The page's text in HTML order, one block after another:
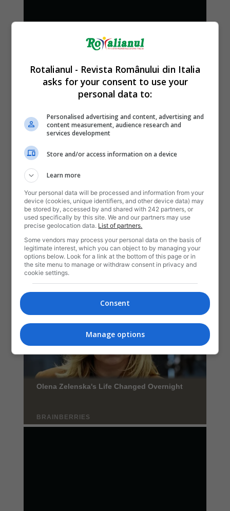
Rotalianul - Revista Românului din Italia
asks for your consent to use your
personal data to:
Personalised advertising and content, advertising and
content measurement, audience research and
services development
Store and/or access information on a device
Learn more
Your personal data will be processed and information from your
device (cookies, unique identifiers, and other device data) may
be stored by, accessed by and shared with 242 partners, or
used specifically by this site. We and our partners may use
precise geolocation data. List of partners.
Some vendors may process your personal data on the basis of
legitimate interest, which you can object to by managing your
options below. Look for a link at the bottom of this page or in
the site menu to manage or withdraw consent in privacy and
cookie settings.
Consent
Manage options